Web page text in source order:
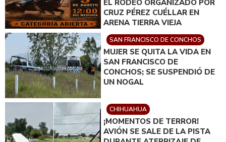
EL RODEO ORGANIZADO POR
CRUZ PÉREZ CUÉLLAR EN
ARENA TIERRA VIEJA
SAN FRANCISCO DE CONCHOS
MUJER SE QUITA LA VIDA EN
SAN FRANCISCO DE
CONCHOS; SE SUSPENDIÓ DE
UN NOGAL
CHIHUAHUA
¡MOMENTOS DE TERROR!
AVIÓN SE SALE DE LA PISTA